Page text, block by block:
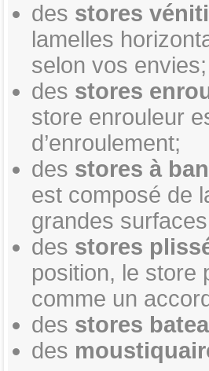
des stores
lamelles
selon vos envies;
des stores
store enrouleur
d’enroulement;
des stores à
est composé de
grandes
des stores
position, le store
comme un
des stores
des